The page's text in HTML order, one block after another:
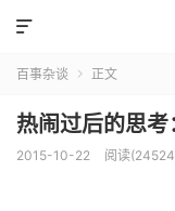

百事杂谈  正文
热闹过后的思考
2015-10-22 阅读